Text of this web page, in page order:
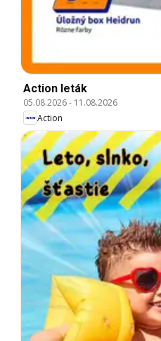
Action leták
05.08.2026- 11.08.2026
Action